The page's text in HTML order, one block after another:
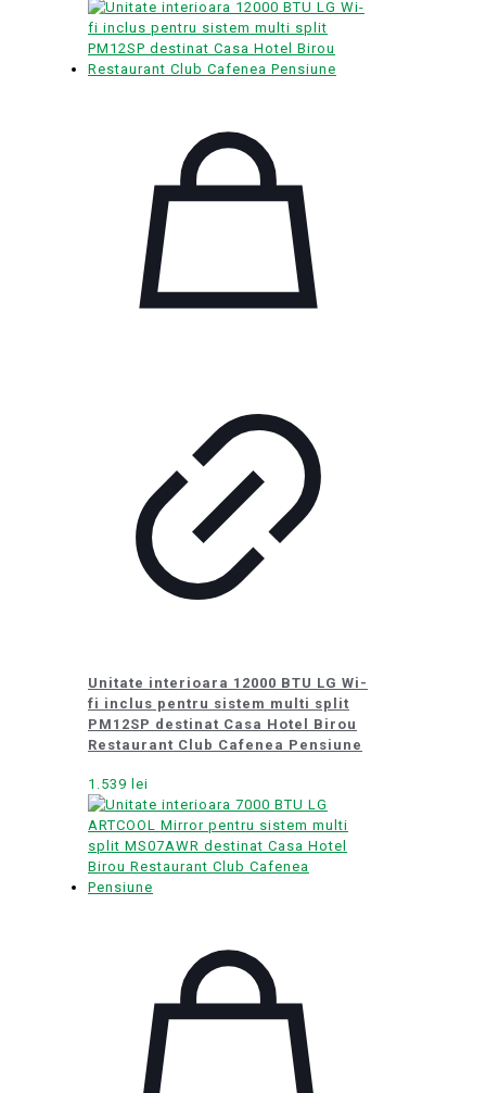
Unitate interioara 12000 BTU LG Wi-
fi inclus pentru sistem multi split
PM12SP destinat Casa Hotel Birou
Restaurant Club Cafenea Pensiune
1.539 lei